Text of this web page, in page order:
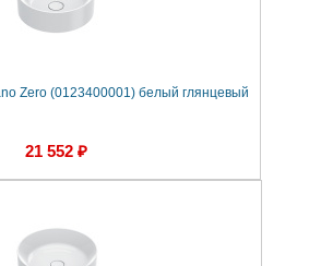
Zero (0123400001) белый глянцевый
21 552 ₽